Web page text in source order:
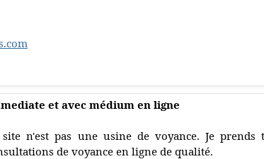
et avec médium en ligne
site n'est pas une usine de voyance. Je
de voyance en ligne de qualité.